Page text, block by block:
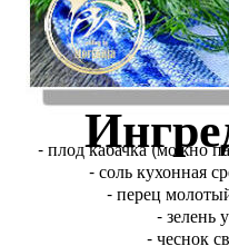
- плод кабачка (можно
- соль кухонная
- перец
- зелень
- чеснок